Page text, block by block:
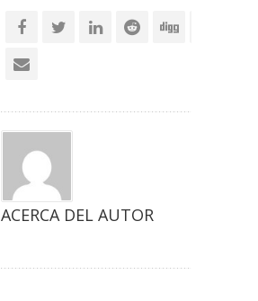
ACERCA DEL AUTOR